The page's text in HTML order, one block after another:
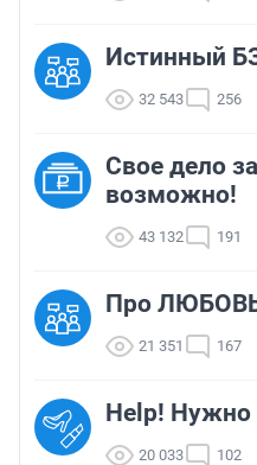
Истинный
32 543 256
Свое дело
возможно!
43 132 191
Про
21 351 167
Help! Нужно
20 033 102